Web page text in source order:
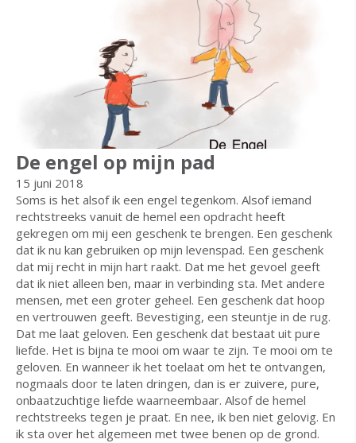
De engel op mijn pad
15 juni 2018
Soms is het alsof ik een engel tegenkom. Alsof iemand
rechtstreeks vanuit de hemel een opdracht heeft
gekregen om mij een geschenk te brengen. Een geschenk
dat ik nu kan gebruiken op mijn levenspad. Een geschenk
dat mij recht in mijn hart raakt. Dat me het gevoel geeft
dat ik niet alleen ben, maar in verbinding sta. Met andere
mensen, met een groter geheel. Een geschenk dat hoop
en vertrouwen geeft. Bevestiging, een steuntje in de rug.
Dat me laat geloven. Een geschenk dat bestaat uit pure
liefde. Het is bijna te mooi om waar te zijn. Te mooi om te
geloven. En wanneer ik het toelaat om het te ontvangen,
nogmaals door te laten dringen, dan is er zuivere, pure,
onbaatzuchtige liefde waarneembaar. Alsof de hemel
rechtstreeks tegen je praat. En nee, ik ben niet gelovig. En
ik sta over het algemeen met twee benen op de grond.